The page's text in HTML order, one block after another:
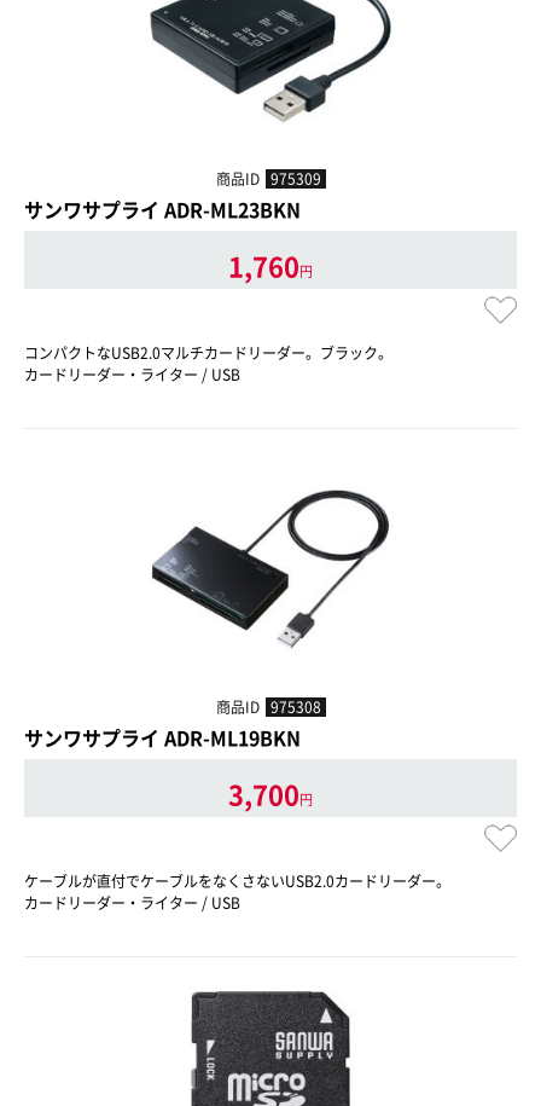
商品ID 975309
サンワサプライ ADR-ML23BKN
1,760円
コンパクトなUSB2.0マルチカードリーダー。ブラック。
カードリーダー・ライター / USB
商品ID 975308
サンワサプライ ADR-ML19BKN
3,700円
ケーブルが直付でケーブルをなくさないUSB2.0カードリーダー。
カードリーダー・ライター / USB